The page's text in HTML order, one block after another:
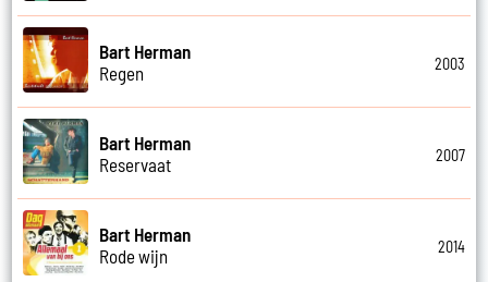
Bart Herman
Regen
2003
Bart Herman
Reservaat
2007
Bart Herman
Rode wijn
2014